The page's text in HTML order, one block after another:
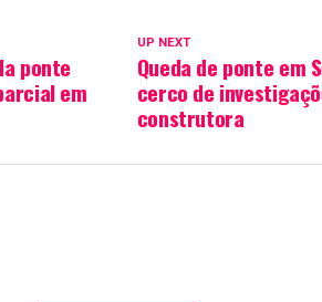
UP NEXT
Queda de ponte em
cerco de
construtora
ponte
em